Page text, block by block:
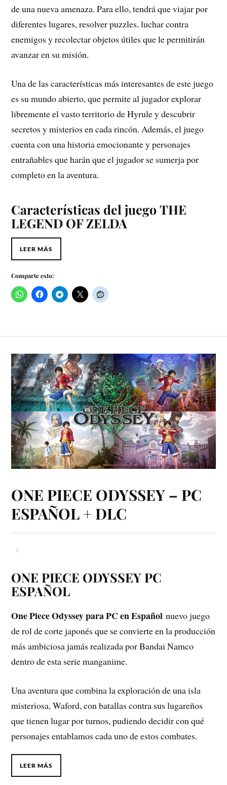
de una nueva amenaza. Para ello, tendrá que viajar por
diferentes lugares, resolver puzzles, luchar contra
enemigos y recolectar objetos útiles que le permitirán
avanzar en su misión.
Una de las características más interesantes de este juego
es su mundo abierto, que permite al jugador explorar
libremente el vasto territorio de Hyrule y descubrir
secretos y misterios en cada rincón. Además, el juego
cuenta con una historia emocionante y personajes
entrañables que harán que el jugador se sumerja por
completo en la aventura.
Características del juegoTHE
LEGEND OF ZELDA
LEER MÁS
Comparte esto:
ONE PIECE ODYSSEY – PC
ESPAÑOL + DLC
ONE PIECE ODYSSEY PC
ESPAÑOL
One Piece Odyssey para PC en Españolnuevo juego
de rol de corte japonés que se convierte en la producción
más ambiciosa jamás realizada por Bandai Namco
dentro de esta serie manganime.
Una aventura que combina la exploración de una isla
misteriosa, Waford, con batallas contra sus lugareños
que tienen lugar por turnos, pudiendo decidir con qué
personajes entablamos cada uno de estos combates.
LEER MÁS